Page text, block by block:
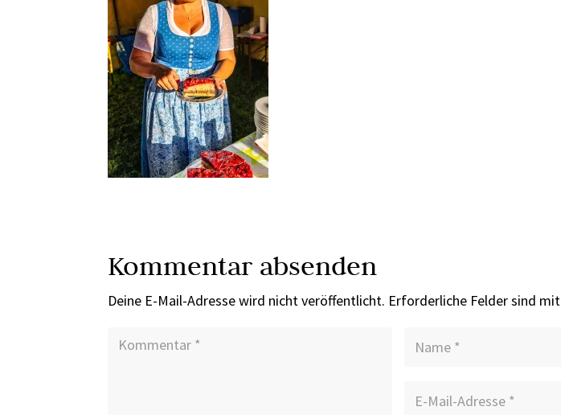
Kommentar absenden
Deine E-Mail-Adresse wird nicht veröffentlicht. Erforderliche Felder sind mit